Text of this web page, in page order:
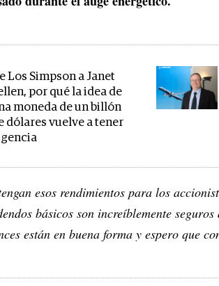
Los Simpson a Janet
por qué la idea de
moneda de un billón
dólares vuelve a tener
esos rendimientos para los
básicos son increíblemente
están en buena forma y espero que